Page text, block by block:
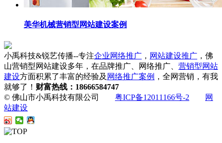
美华机械营销型网站建设案例
小禹科技&锐艺传播--专注企业网络推广 ， 网站建设推广 ，佛
山营销型网站建设多年，在品牌推广、网络推广、 营销型网站
建设方面积累了丰富的经验及 网络推广案例 ，全网营销，有我
就够了！ 财富热线：18666584747
© 佛山市小禹科技有限公司 粤ICP备12011166号-2
网
站建设